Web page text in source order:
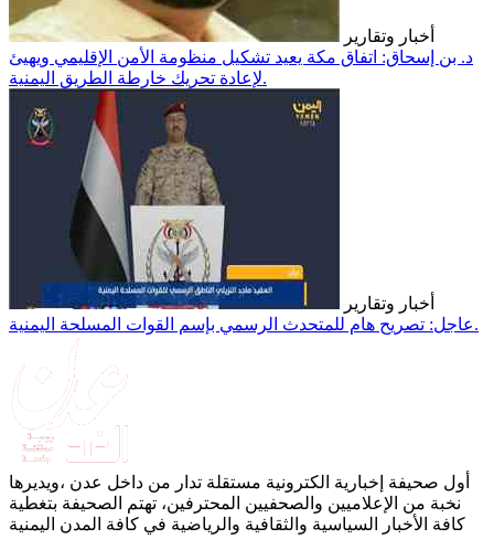
أخبار وتقارير
د. بن إسحاق: اتفاق مكة يعيد تشكيل منظومة الأمن الإقليمي ويهيئ
لإعادة تحريك خارطة الطريق اليمنية.
أخبار وتقارير
عاجل: تصريح هام للمتحدث الرسمي بإسم القوات المسلحة اليمنية.
أول صحيفة إخبارية الكترونية مستقلة تدار من داخل عدن ،ويديرها
نخبة من الإعلاميين والصحفيين المحترفين، تهتم الصحيفة بتغطية
كافة الأخبار السياسية والثقافية والرياضية في كافة المدن اليمنية